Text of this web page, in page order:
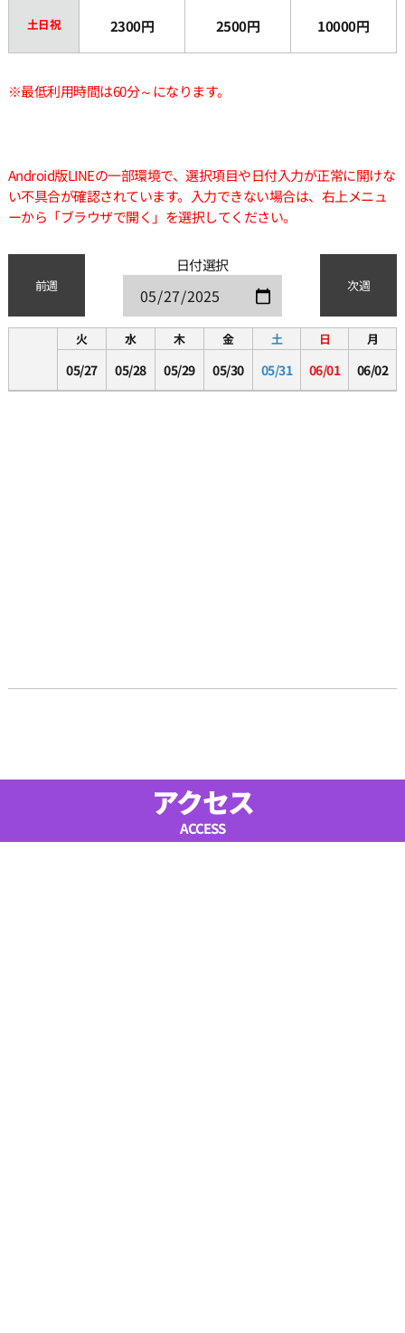
土日祝 2300円 2500円 10000円
※最低利用時間は60分～になります。
Android版LINEの一部環境で、選択項目や日付入力が正常に開けな
い不具合が確認されています。入力できない場合は、右上メニュ
ーから「ブラウザで開く」を選択してください。
前週
日付選択
次週
火
05/27
水
05/28
木
05/29
金
05/30
土
05/31
日
06/01
月
06/02
アクセス
ACCESS